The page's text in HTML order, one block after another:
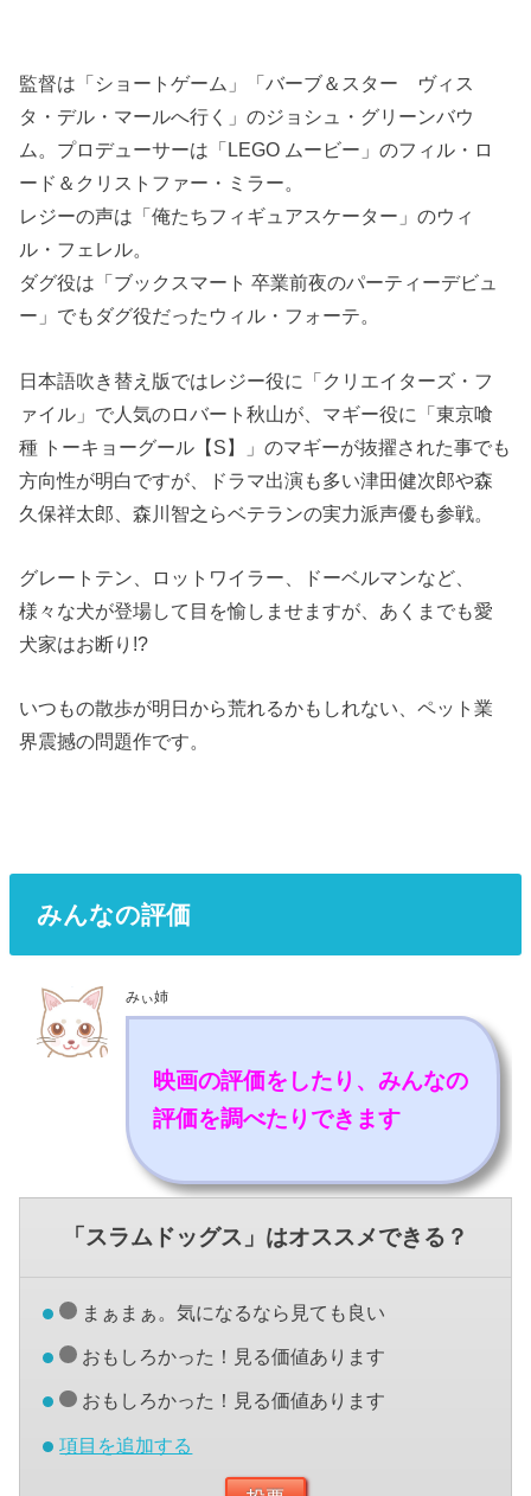
監督は「ショートゲーム」「バーブ＆スター ヴィス
タ・デル・マールへ行く」のジョシュ・グリーンバウ
ム。プロデューサーは「LEGO ムービー」のフィル・ロ
ード＆クリストファー・ミラー。
レジーの声は「俺たちフィギュアスケーター」のウィ
ル・フェレル。
ダグ役は「ブックスマート 卒業前夜のパーティーデビュ
ー」でもダグ役だったウィル・フォーテ。
日本語吹き替え版ではレジー役に「クリエイターズ・フ
ァイル」で人気のロバート秋山が、マギー役に「東京喰
種 トーキョーグール【S】」のマギーが抜擢された事でも
方向性が明白ですが、ドラマ出演も多い津田健次郎や森
久保祥太郎、森川智之らベテランの実力派声優も参戦。
グレートテン、ロットワイラー、ドーベルマンなど、
様々な犬が登場して目を愉しませますが、あくまでも愛
犬家はお断り!?
いつもの散歩が明日から荒れるかもしれない、ペット業
界震撼の問題作です。
みんなの評価
みぃ姉
映画の評価をしたり、みんなの
評価を調べたりできます
「スラムドッグス」はオススメできる？
まぁまぁ。気になるなら見ても良い
おもしろかった！見る価値あります
おもしろかった！見る価値あります
項目を追加する